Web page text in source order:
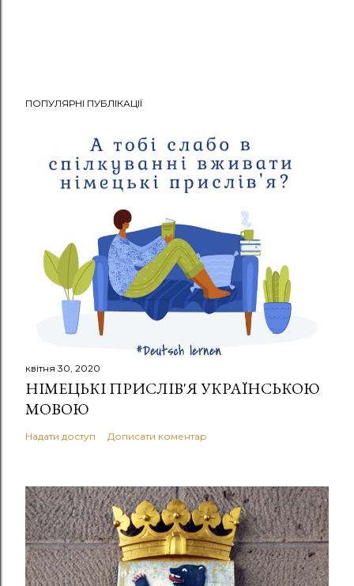
ПОПУЛЯРНІ ПУБЛІКАЦІЇ
квітня 30, 2020
НІМЕЦЬКІ ПРИСЛІВ'Я УКРАЇНСЬКОЮ
МОВОЮ
Надати доступ Дописати коментар